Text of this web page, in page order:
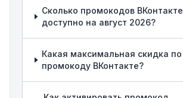
Сколько промокодов ВКонтакте
доступно на август 2026?
Какая максимальная скидка по
промокоду ВКонтакте?